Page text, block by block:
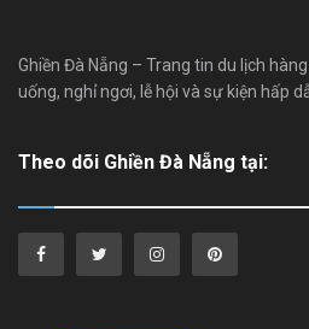
Ghiền Đà Nẵng – Trang tin du lịch
uống, nghỉ ngơi, lễ hội và sự kiện hấp
Theo dõi Ghiền Đà Nẵng tại: